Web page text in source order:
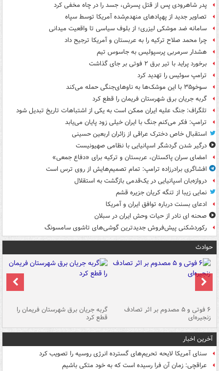
پدر شاهرودی پس از قتل پسرش، جسد را در چاه مخفی کرد
تصاویر جدید از پهپادهای منهدم‌شده آمریکا توسط سپاه
سامانه ضد موشکی لیزری؛ از بلوف سیاسی تا واقعیت میدانی
چرا محمد صلاح ترکیه را به عربستان و آمریکا ترجیح داد
هشدار سرمربی پرسپولیس به جاسوس تیم
برخورد پراید با تیر برق ۲ فوتی بر جای گذاشت
ترامپ سوئیس را تهدید کرد
سوخو۳۵ با این موشک‌ها به ناوهای‌جنگی حمله می‌کند
گربه جریان برق شهرستان فریمان را قطع کرد
تلگراف: جنگ علیه ایران ممکن است به یکی از اشتباهات تاریخ تبدیل شود
ترامپ: فکر می‌کنم جنگ با ایران خیلی زود پایان می‌یابد
استقبال خاص دخترک عراقی از زائران اربعین حسینی
درگیر شدن گردشگر اسپانیایی با نظامی صهیونیست
امضای سران پاکستان، عربستان و ترکیه برای «دفاع جمعی»
افشاگری برادرزاده ترامپ: تمام تصمیم‌هایش از روی ترس است
دروازه‌بان اسپانیایی در یک‌قدمی بازگشت به استقلال
نمایی زیبا از تنگه کریان جزیره قشم
ادعای بسنت درباره توافق ایران و آمریکا
صحنه ای نادر از حیات وحش ایران در سبلان
رکوردشکنی پیش‌فروش جدیدترین گوشی‌های تاشوی سامسونگ
حوادث
۶ فوتی و ۵ مصدوم بر اثر تصادف
زنجیره‌ای
گربه جریان برق شهرستان فریمان را
قطع کرد
آخرین اخبار
سنای آمریکا لایحه تحریم‌های گسترده انرژی روسیه را تصویب کرد
عراقچی: زمان آن فرا رسیده است که به خود متکی باشیم